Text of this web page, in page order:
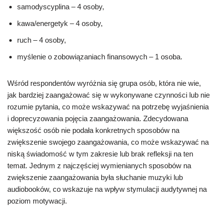
samodyscyplina – 4 osoby,
kawa/energetyk – 4 osoby,
ruch – 4 osoby,
myślenie o zobowiązaniach finansowych – 1 osoba.
Wśród respondentów wyróżnia się grupa osób, która nie wie,
jak bardziej zaangażować się w wykonywane czynności lub nie
rozumie pytania, co może wskazywać na potrzebę wyjaśnienia
i doprecyzowania pojęcia zaangażowania. Zdecydowana
większość osób nie podała konkretnych sposobów na
zwiększenie swojego zaangażowania, co może wskazywać na
niską świadomość w tym zakresie lub brak refleksji na ten
temat. Jednym z najczęściej wymienianych sposobów na
zwiększenie zaangażowania była słuchanie muzyki lub
audiobooków, co wskazuje na wpływ stymulacji audytywnej na
poziom motywacji.